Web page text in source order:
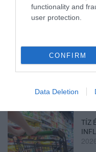
functionality and
user protection.
CONFIRM
Data Deletion
TÍZ